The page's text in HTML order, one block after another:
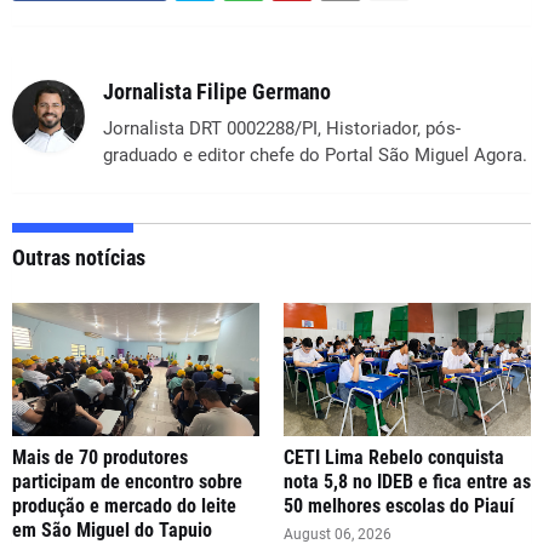
Jornalista Filipe Germano
Jornalista DRT 0002288/PI, Historiador, pós-
graduado e editor chefe do Portal São Miguel Agora.
Outras notícias
Mais de 70 produtores
participam de encontro sobre
produção e mercado do leite
em São Miguel do Tapuio
CETI Lima Rebelo conquista
nota 5,8 no IDEB e fica entre as
50 melhores escolas do Piauí
August 06, 2026